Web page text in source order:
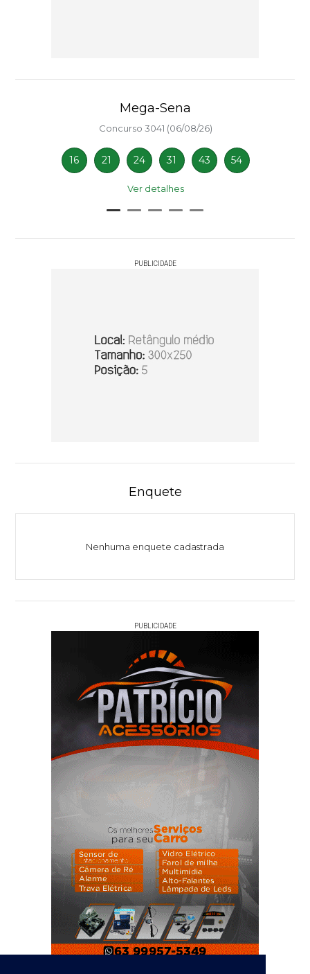
Mega-Sena
Concurso 3041 (06/08/26)
16 21 24 31 43 54
Ver detalhes
PUBLICIDADE
Enquete
Nenhuma enquete cadastrada
PUBLICIDADE